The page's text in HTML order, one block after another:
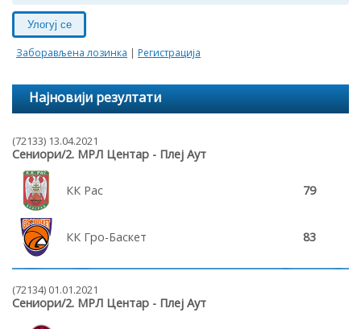
Улогуј се
Заборављена лозинка | Регистрација
Најновији резултати
(72133) 13.04.2021
Сениори/2. МРЛ Центар - Плеј Аут
КК Рас 79
КК Гро-Баскет 83
(72134) 01.01.2021
Сениори/2. МРЛ Центар - Плеј Аут